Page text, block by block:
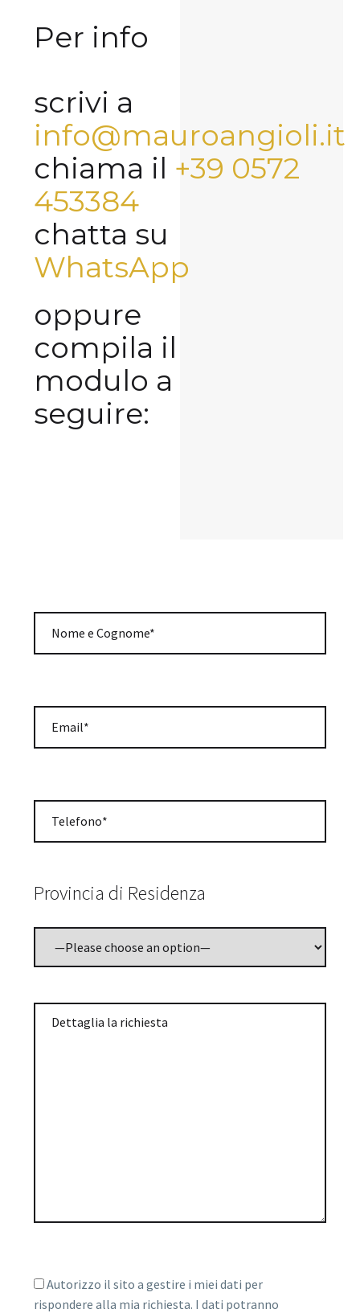
Per info
scrivi a
info@mauroangioli.it
chiama il +39 0572
453384
chatta su
WhatsApp
oppure
compila il
modulo a
seguire:
Provincia di Residenza
Autorizzo il sito a gestire i miei dati per
rispondere alla mia richiesta. I dati potranno